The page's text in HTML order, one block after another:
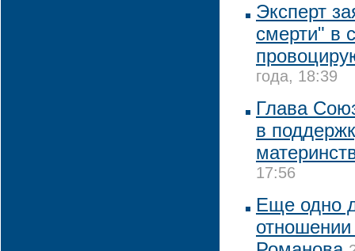
Эксперт
смерти" в
года, 18:39
Глава
в
17:56
Еще одно
отношении